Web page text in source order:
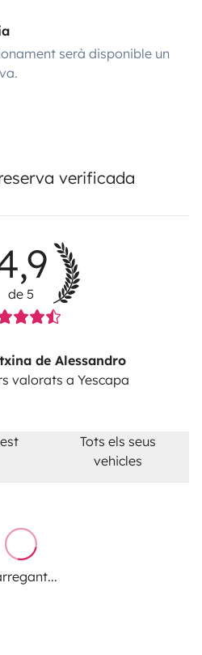
serà disponible un
verificada
de 5
de Alessandro
valorats a Yescapa
Tots els seus
vehicles